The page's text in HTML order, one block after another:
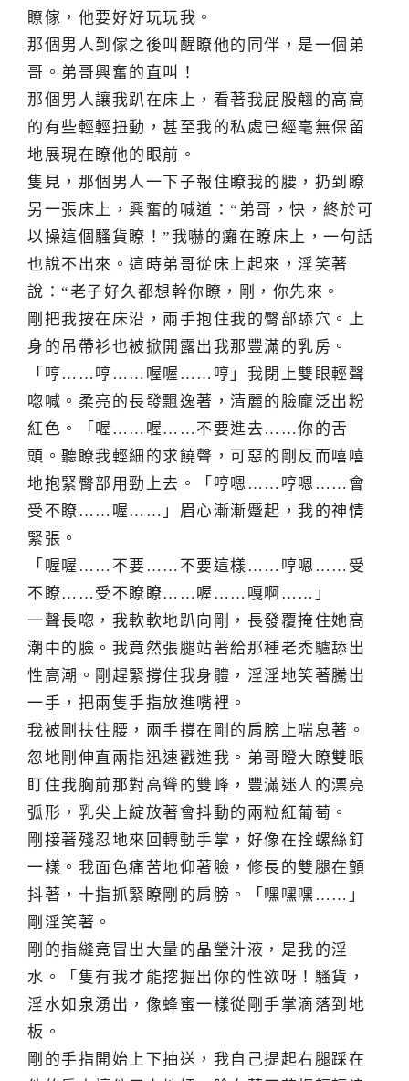
瞭傢，他要好好玩玩我。
那個男人到傢之後叫醒瞭他的同伴，是一個弟
哥。弟哥興奮的直叫！
那個男人讓我趴在床上，看著我屁股翹的高高
的有些輕輕扭動，甚至我的私處已經毫無保留
地展現在瞭他的眼前。
隻見，那個男人一下子報住瞭我的腰，扔到瞭
另一張床上，興奮的喊道：“弟哥，快，終於可
以操這個騷貨瞭！”我嚇的癱在瞭床上，一句話
也說不出來。這時弟哥從床上起來，淫笑著
說：“老子好久都想幹你瞭，剛，你先來。
剛把我按在床沿，兩手抱住我的臀部舔穴。上
身的吊帶衫也被掀開露出我那豐滿的乳房。
「哼……哼……喔喔……哼」我閉上雙眼輕聲
唿喊。柔亮的長發飄逸著，清麗的臉龐泛出粉
紅色。「喔……喔……不要進去……你的舌
頭。聽瞭我輕細的求饒聲，可惡的剛反而嘻嘻
地抱緊臀部用勁上去。「哼嗯……哼嗯……會
受不瞭……喔……」眉心漸漸蹙起，我的神情
緊張。
「喔喔……不要……不要這樣……哼嗯……受
不瞭……受不瞭瞭……喔……嘎啊……」
一聲長唿，我軟軟地趴向剛，長發覆掩住她高
潮中的臉。我竟然張腿站著給那種老禿驢舔出
性高潮。剛趕緊撐住我身體，淫淫地笑著騰出
一手，把兩隻手指放進嘴裡。
我被剛扶住腰，兩手撐在剛的肩膀上喘息著。
忽地剛伸直兩指迅速戳進我。弟哥瞪大瞭雙眼
盯住我胸前那對高聳的雙峰，豐滿迷人的漂亮
弧形，乳尖上綻放著會抖動的兩粒紅葡萄。
剛接著殘忍地來回轉動手掌，好像在拴螺絲釘
一樣。我面色痛苦地仰著臉，修長的雙腿在顫
抖著，十指抓緊瞭剛的肩膀。「嘿嘿嘿……」
剛淫笑著。
剛的指縫竟冒出大量的晶瑩汁液，是我的淫
水。「隻有我才能挖掘出你的性欲呀！騷貨，
淫水如泉湧出，像蜂蜜一樣從剛手掌滴落到地
板。
剛的手指開始上下抽送，我自己提起右腿踩在